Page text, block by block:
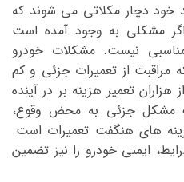
خود دچار مکلاتی می شوند که
مشکلی به وجود آمده است
نیست. مشکلات خودرو
مراقبت از تعمیرات جزئی و کم
تعمیر هزینه بر در آینده
مشکل جزئی به محض وقوع،
های هنگفت تعمیرات است.
ایمنی خودرو را نیز تضمین